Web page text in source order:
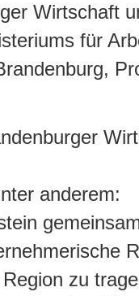
Wirtschaft
für
anderem:
zu